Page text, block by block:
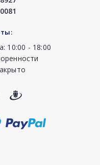
10:00 - 18:00